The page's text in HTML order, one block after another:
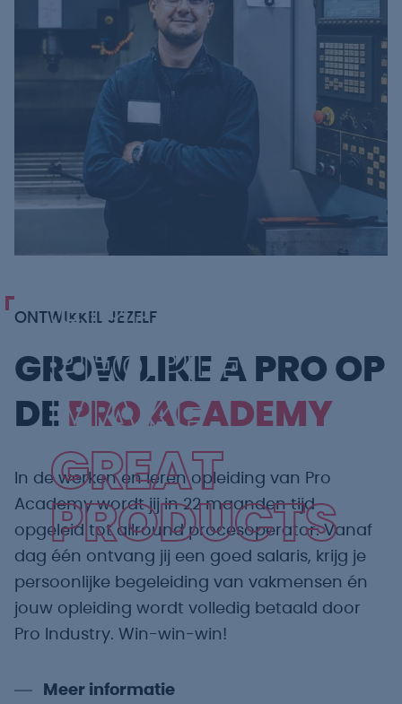
GREAT
PEOPLE
MAKE
GREAT
PRODUCTS
ONTWIKKEL JEZELF
GROW LIKE A PRO OP
DE PRO ACADEMY
In de werken en leren opleiding van Pro
Academy wordt jij in 22 maanden tijd
opgeleid tot allround procesoperator. Vanaf
dag één ontvang jij een goed salaris, krijg je
persoonlijke begeleiding van vakmensen én
jouw opleiding wordt volledig betaald door
Pro Industry. Win-win-win!
Meer informatie